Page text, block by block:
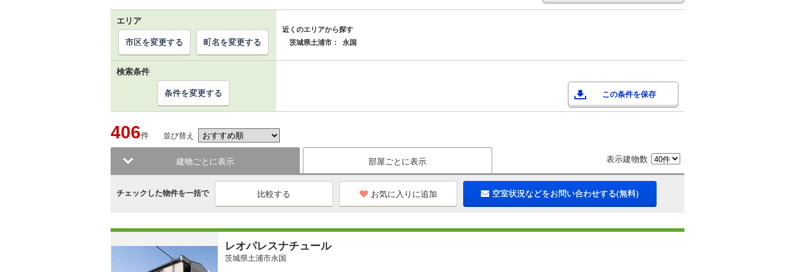
エリア
近くのエリアから探す
茨城県土浦市：
永国
市区を変更する 町名を変更する
検索条件
この条件を保存
条件を変更する
406件 並び替え
建物ごとに表示 部屋ごとに表示 表示建物数
チェックした物件を一括で お気に入りに追加 空室状況などをお問い合わせする(無料)
レオパレスナチュール
茨城県土浦市永国